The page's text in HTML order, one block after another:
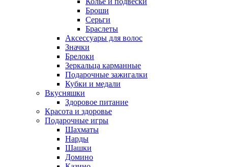
Броши
Серьги
Браслеты
Аксессуары для волос
Значки
Брелоки
Зеркальца карманные
Подарочные зажигалки
Кубки и медали
Вкусняшки
Здоровое питание
Красота и здоровье
Подарочные игры
Шахматы
Нарды
Шашки
Домино